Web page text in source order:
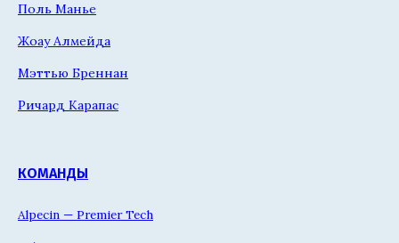
Поль Манье
Жоау Алмейда
Мэттью Бреннан
Ричард Карапас
КОМАНДЫ
Alpecin — Premier Tech